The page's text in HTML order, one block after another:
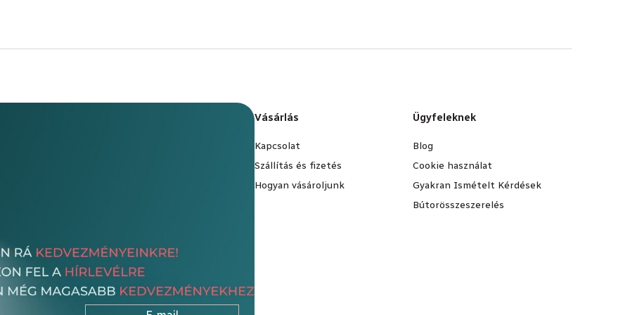
Vásárlás
Kapcsolat
Szállítás és fizetés
Hogyan vásároljunk
Ügyfeleknek
Blog
Cookie használat
Gyakran Ismételt Kérdések
Bútorösszeszerelés